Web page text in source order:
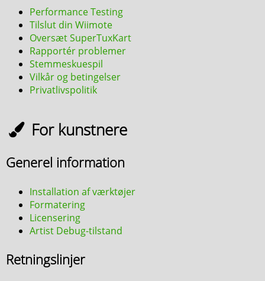
Performance Testing
Tilslut din Wiimote
Oversæt SuperTuxKart
Rapportér problemer
Stemmeskuespil
Vilkår og betingelser
Privatlivspolitik
For kunstnere
Generel information
Installation af værktøjer
Formatering
Licensering
Artist Debug-tilstand
Retningslinjer